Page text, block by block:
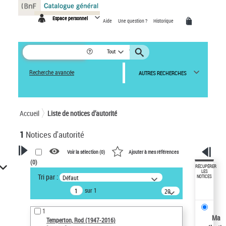
Espace personnel Aide Une question ? Historique
Tout
Recherche avancée AUTRES RECHERCHES
Accueil Liste de notices d’autorité
1 Notices d'autorité
VOTRE RECHERCHE
Recherche avancée dans les
notices d’autorité
Œuvres liées à l'auteur :
Temperton, Rod (1947-2016)
Voir la sélection (0) Ajouter à mes références
(0)
Tri par : Défaut
sur 1
20
résultats/page
1
Temperton, Rod (1947-2016)
RÉCUPÉRER
LES
NOTICES
Ma
Panneau de gestion des cookies